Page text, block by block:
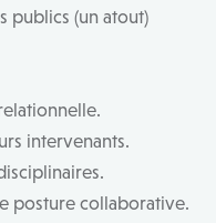
publics (un atout)
intervenants.
posture collaborative.